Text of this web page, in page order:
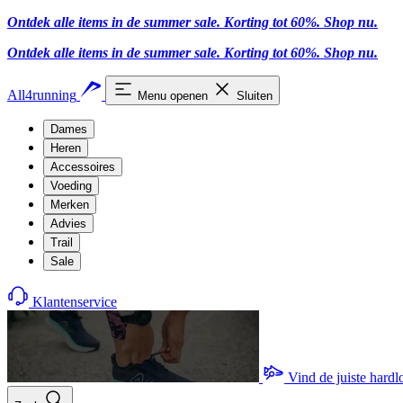
Ontdek alle items in de summer sale. Korting tot 60%. Shop nu.
Ontdek alle items in de summer sale. Korting tot 60%. Shop nu.
All4running Menu openen Sluiten
Dames
Heren
Accessoires
Voeding
Merken
Advies
Trail
Sale
Klantenservice
Vind de juiste